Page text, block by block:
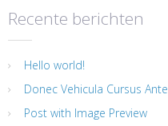
Recente berichten
Hello world!
Donec Vehicula Cursus Ante
Post with Image Preview